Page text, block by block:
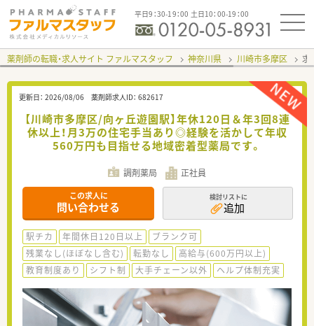
平日9：30-19：00 土日10：00-19：00
薬剤師の転職・求人サイト ファルマスタッフ 神奈川県 川崎市多摩区 求
更新日： 2026/08/06 薬剤師求人ID： 682617
【川崎市多摩区/向ヶ丘遊園駅】年休120日＆年3回8連
休以上！月3万の住宅手当あり◎経験を活かして年収
560万円も目指せる地域密着型薬局です。
調剤薬局 正社員
この求人に
問い合わせる
検討リストに
追加
駅チカ 年間休日120日以上
ブランク可
残業なし(ほぼなし含む)
転勤なし
高給与(600万円以上)
教育制度あり
シフト制 大手チェーン以外 ヘルプ体制充実